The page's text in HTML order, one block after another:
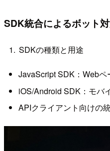
SDK統合によるボット
SDKの種類と用途
JavaScript SDK：Webペ
iOS/Android SDK：モバ
APIクライアント向けの